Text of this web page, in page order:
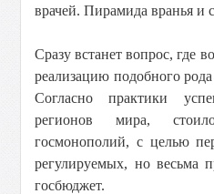
врачей. Пирамида вранья и
Сразу встанет вопрос, где
реализацию подобного
Согласно практики
регионов мира,
госмонополий, с целью
регулируемых, но весьма
госбюджет.